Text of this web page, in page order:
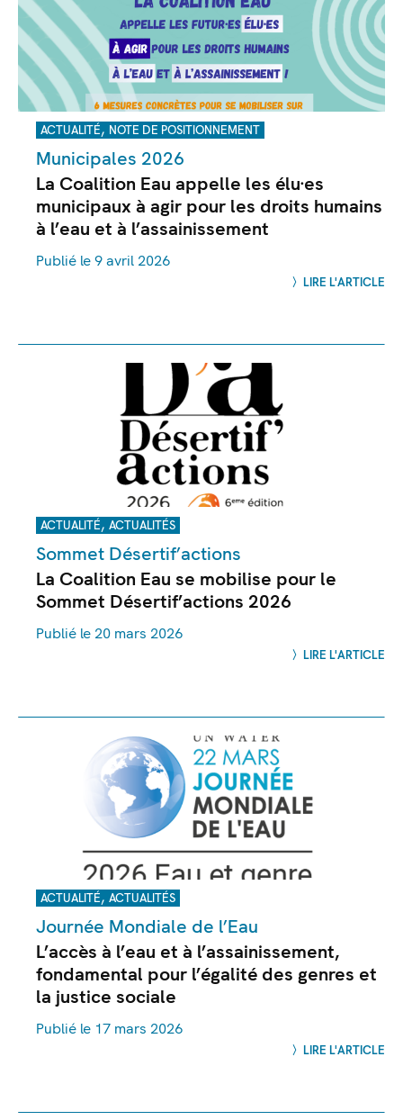
ACTUALITÉ, NOTE DE POSITIONNEMENT
Municipales 2026
La Coalition Eau appelle les élu·es
municipaux à agir pour les droits humains
à l’eau et à l’assainissement
Publié le 9 avril 2026
LIRE L'ARTICLE
ACTUALITÉ, ACTUALITÉS
Sommet Désertif’actions
La Coalition Eau se mobilise pour le
Sommet Désertif’actions 2026
Publié le 20 mars 2026
LIRE L'ARTICLE
ACTUALITÉ, ACTUALITÉS
Journée Mondiale de l’Eau
L’accès à l’eau et à l’assainissement,
fondamental pour l’égalité des genres et
la justice sociale
Publié le 17 mars 2026
LIRE L'ARTICLE